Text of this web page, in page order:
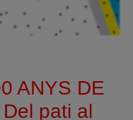
ANYS DE
pati al